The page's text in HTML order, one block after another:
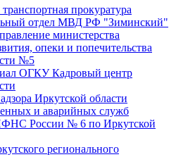
прокуратура
отдел МВД РФ "Зиминский"
министерства
опеки и попечительства
№5
ОГКУ Кадровый центр
Иркутской области
и аварийных служб
России № 6 по Иркутской
регионального